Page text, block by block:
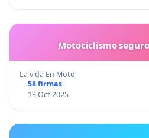
Motociclismo
La vida En Moto
58 firmas
13 Oct 2025